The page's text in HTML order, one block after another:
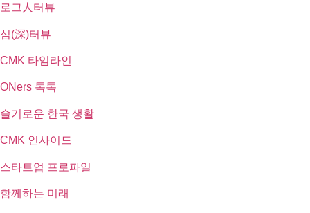
로그人터뷰
심(深)터뷰
CMK 타임라인
ONers 톡톡
슬기로운 한국 생활
CMK 인사이드
스타트업 프로파일
함께하는 미래